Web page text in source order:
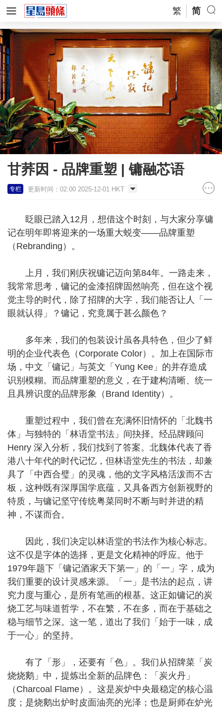
繁 简
甘荞因 - 品牌重塑 | 镛融芯语
专栏 更新时间：02:00 2025-12-01 HKT
眨眼已踏入12月，想借这个时刻，与大家分享镛
记在明年即将迎来的一场重大蜕变——品牌重塑
（Rebranding）。
上月，我们刚庆祝镛记迈向第84年。一路走来，
我常常思考，镛记的金漆招牌固然响亮，但在这个视
觉主导的时代，除了招牌的大字，我们能否让人「一
眼就认得」？镛记，究竟属于甚么颜色？
多年来，我们的包装设计虽各具特色，但少了鲜
明的企业代表色（Corporate Color）。加上在国际市
场，中文「镛记」与英文「Yung Kee」的并存造成
识别模糊。而品牌重塑的意义，在于建构清晰、统一
且具辨识度的品牌形象（Brand Identity）。
重塑过程中，我们曾在充满怀旧情怀的「北魏书
体」与独特的「林语堂书法」间抉择。经品牌顾问
Henry 深入分析，我们找到了答案。北魏体代表了香
港八十年代的时代记忆，但林语堂先生的书法，却兼
具了「中西合璧」的灵魂，他的文字风格活泼而不古
板，这种既有深厚国学底蕴，又具备西方创新视野的
特质，与镛记坚守传统粤菜同时不断与时并进的精
神，不谋而合。
因此，我们决定以林语堂的书法作为核心标志。
这不仅是字体的选择，更是文化精神的呼应。他于
1979年题下「镛记酒家天下第一」的「一」字，成为
我们重要的设计灵感来源。「一」是书法的起点，讲
究力度与重心，是所有笔画的根基。这正如镛记的炭
烧工艺与味道哲学，不在繁，不在多，而在于基础之
稳与细节之深。这一笔，道出了我们「始于一味，成
于一心」的坚持。
有了「形」，还要有「色」。我们从招牌菜「炭
烧烧鹅」中，提炼出全新的品牌色：「炭火丹」
（Charcoal Flame）。这是炭炉中央最稳定的核心温
度；是烧鹅出炉时皮面油亮的光泽；也是厨师在炉光